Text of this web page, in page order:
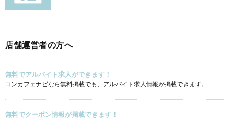
店舗運営者の方へ
無料でアルバイト求人ができます！
コンカフェナビなら無料掲載でも、アルバイト求人情報が掲載できます。
無料でクーポン情報が掲載できます！